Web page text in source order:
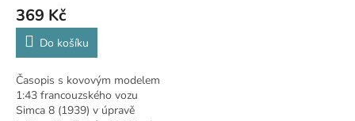
369 Kč
Do košíku
Časopis s kovovým modelem
1:43 francouzského vozu
Simca 8 (1939) v úpravě